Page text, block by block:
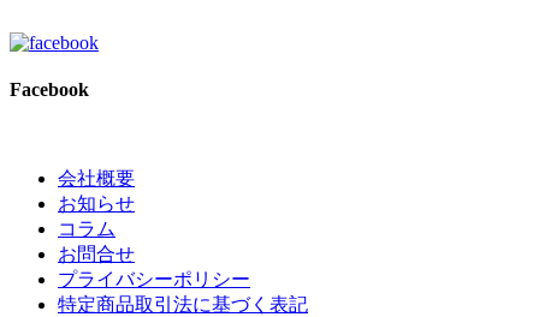
Facebook
会社概要
お知らせ
コラム
お問合せ
プライバシーポリシー
特定商品取引法に基づく表記